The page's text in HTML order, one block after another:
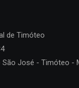
de Timóteo
José - Timóteo -